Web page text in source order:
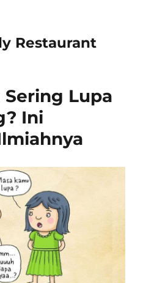
Restaurant
Sering Lupa
Ini